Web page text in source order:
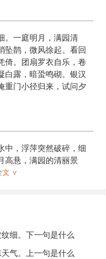
。一庭明月，满园清
坠鹊，微风徐起。看回
倚。团扇罗衣自乐，卷
白露，暗蛩鸣砌。银汉
重门小径归来，试问夕
中，浮萍突然破碎，细
高悬，满园的清丽景
。石缝间流淌的泉水，
在画栏上。水面映照
，隐隐约约传来秋虫
去，天空如洗般清澈。
文 ∨
细。下一句是什么
气。上一句是什么